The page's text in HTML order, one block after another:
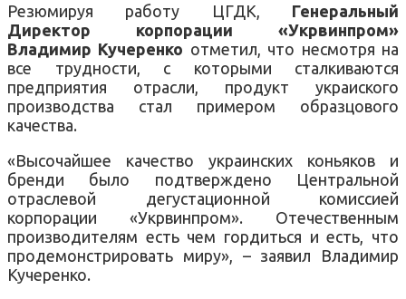
Резюмируя работу ЦГДК
Генеральный
Директор корпорации «Укрвинпром»
Владимир Кучеренко отметил,
что несмотря на
все
трудности
с которыми сталкиваются
предприятия отрасли
продукт украиского
производства стал примером
образцового
качества.
«Высочайшее качество украинских коньяков
и
бренди
было подтверждено
Центральной
отраслевой
дегустационной
комиссией
корпорации
«Укрвинпром». Отечественным
производителям есть чем гордиться и есть, что
продемонстрировать миру», –заявил Владимир
Кучеренко.